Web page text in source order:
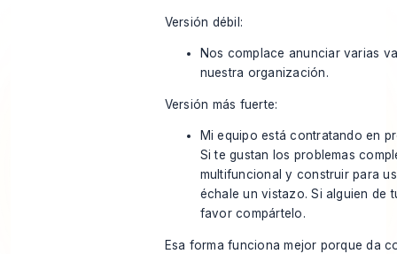
Versión débil:
Nos complace anunciar varias
nuestra organización.
Versión más fuerte:
Mi equipo está contratando en
Si te gustan los problemas
multifuncional y construir para
échale un vistazo. Si alguien de
favor compártelo.
Esa forma funciona mejor porque da